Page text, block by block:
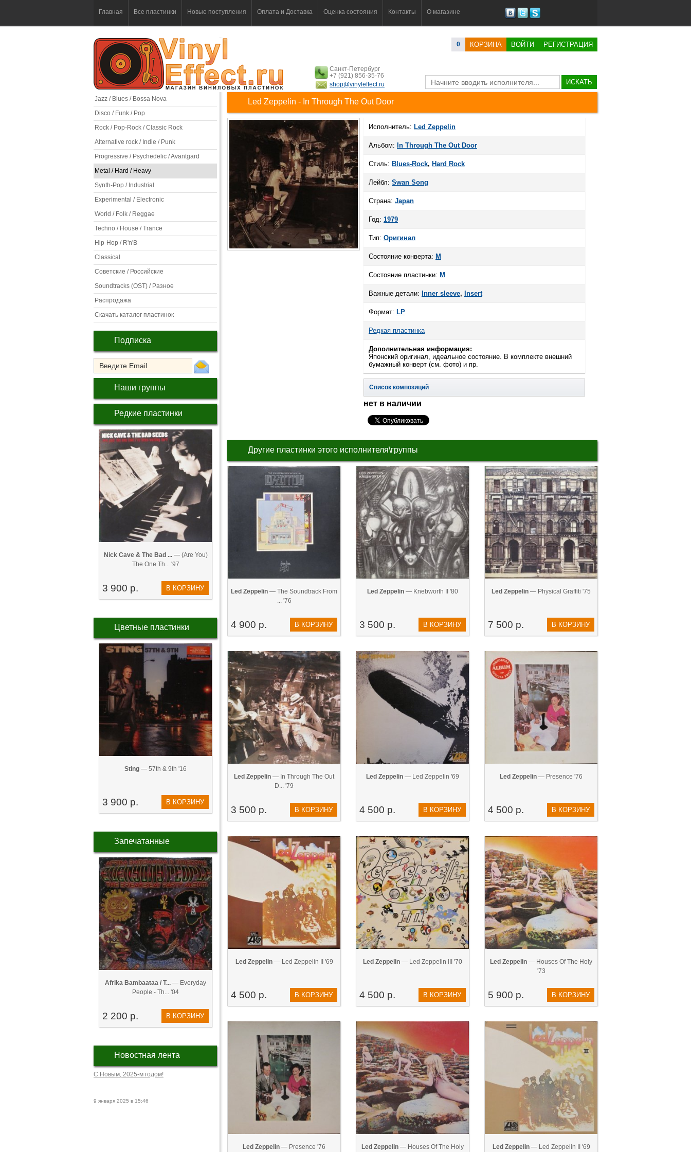
Главная Все пластинки Новые поступления Оплата и Доставка Оценка состояния Контакты О магазине
0 КОРЗИНА ВОЙТИ РЕГИСТРАЦИЯ
Санкт-Петербург
+7 (921) 856-35-76
shop@vinyleffect.ru
ИСКАТЬ
Jazz / Blues / Bossa Nova
Disco / Funk / Pop
Rock / Pop-Rock / Classic Rock
Alternative rock / Indie / Punk
Progressive / Psychedelic / Avantgard
Metal / Hard / Heavy
Synth-Pop / Industrial
Experimental / Electronic
World / Folk / Reggae
Techno / House / Trance
Hip-Hop / R'n'B
Classical
Советские / Российские
Soundtracks (OST) / Разное
Распродажа
Скачать каталог пластинок
Подписка
Наши группы
Редкие пластинки
Nick Cave & The Bad ...— (Are You)
The One Th... '97
3 900 р. В КОРЗИНУ
Цветные пластинки
Sting — 57th & 9th '16
3 900 р. В КОРЗИНУ
Запечатанные
Afrika Bambaataa / T... — Everyday
People - Th... '04
2 200 р. В КОРЗИНУ
Новостная лента
С Новым, 2025-м годом!
9 января 2025 в 15:46
Led Zeppelin - In Through The Out Door
Исполнитель: Led Zeppelin
Альбом: In Through The Out Door
Стиль: Blues-Rock, Hard Rock
Лейбл: Swan Song
Страна: Japan
Год: 1979
Тип: Оригинал
Состояние конверта: M
Состояние пластинки: M
Важные детали: Inner sleeve, Insert
Формат: LP
Редкая пластинка
Дополнительная информация:
Японский оригинал, идеальное состояние. В комплекте внешний
бумажный конверт (см. фото) и пр.
Список композиций
нет в наличии
Другие пластинки этого исполнителя\группы
Led Zeppelin — The Soundtrack From
... '76
4 900 р. В КОРЗИНУ
Led Zeppelin — Knebworth II '80
3 500 р. В КОРЗИНУ
Led Zeppelin — Physical Graffiti '75
7 500 р. В КОРЗИНУ
Led Zeppelin — In Through The Out
D... '79
3 500 р. В КОРЗИНУ
Led Zeppelin — Led Zeppelin '69
4 500 р. В КОРЗИНУ
Led Zeppelin — Presence '76
4 500 р. В КОРЗИНУ
Led Zeppelin— Led Zeppelin II '69
4 500 р. В КОРЗИНУ
Led Zeppelin — Led Zeppelin III '70
4 500 р. В КОРЗИНУ
Led Zeppelin — Houses Of The Holy
'73
5 900 р. В КОРЗИНУ
Led Zeppelin — Presence '76 Led Zeppelin — Houses Of The Holy
Led Zeppelin— Led Zeppelin II '69